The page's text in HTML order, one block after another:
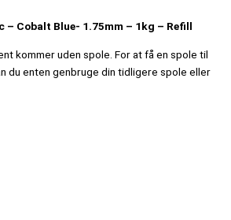
– Cobalt Blue- 1.75mm – 1kg – Refill
kommer uden spole. For at få en spole til
du enten genbruge din tidligere spole eller